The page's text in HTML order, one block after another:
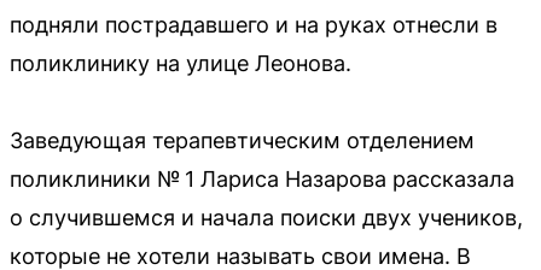
подняли пострадавшего и на руках отнесли в
поликлинику на улице Леонова.
Заведующая терапевтическим отделением
поликлиники № 1 Лариса Назарова рассказала
о случившемся и начала поиски двух учеников,
которые не хотели называть свои имена. В